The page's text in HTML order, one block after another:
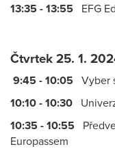
13:35 - 13:55 EFG
Čtvrtek 25. 1.
9:45 - 10:05 Vyber
10:10 - 10:30
10:35 - 10:55
Europassem